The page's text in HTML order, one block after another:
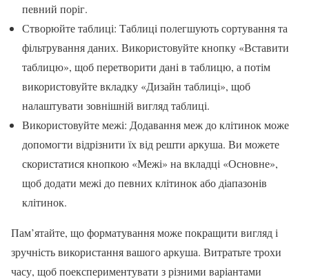
певний поріг.
Створюйте таблиці: Таблиці полегшують сортування та
фільтрування даних. Використовуйте кнопку «Вставити
таблицю», щоб перетворити дані в таблицю, а потім
використовуйте вкладку «Дизайн таблиці», щоб
налаштувати зовнішній вигляд таблиці.
Використовуйте межі: Додавання меж до клітинок може
допомогти відрізнити їх від решти аркуша. Ви можете
скористатися кнопкою «Межі» на вкладці «Основне»,
щоб додати межі до певних клітинок або діапазонів
клітинок.
Пам’ятайте, що форматування може покращити вигляд і
зручність використання вашого аркуша. Витратьте трохи
часу, щоб поекспериментувати з різними варіантами